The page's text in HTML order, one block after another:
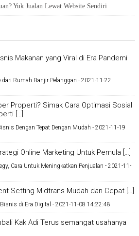
Yuk Jualan Lewat Website Sendiri
Makanan yang Viral di Era Pandemi
Rumah Banjir Pelanggan - 2021-11-22
Properti? Simak Cara Optimasi Sosial
[…]
Dengan Tepat Dengan Mudah - 2021-11-19
Online Marketing Untuk Pemula […]
Cara Untuk Meningkatkan Penjualan - 2021-11-
Setting Midtrans Mudah dan Cepat […]
di Era Digital - 2021-11-08 14:22:48
Kak Adi Terus semangat usahanya